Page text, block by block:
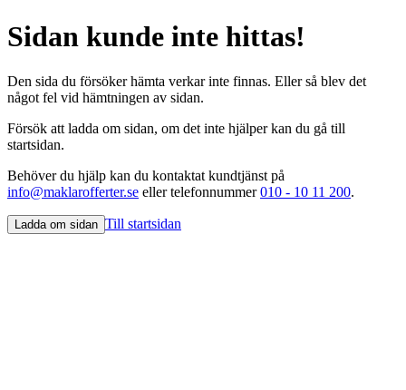
Sidan kunde inte hittas!
Den sida du försöker hämta verkar inte finnas. Eller så blev det
något fel vid hämtningen av sidan.
Försök att ladda om sidan, om det inte hjälper kan du gå till
startsidan.
Behöver du hjälp kan du kontaktat kundtjänst på
info@maklarofferter.se eller telefonnummer010 - 10 11 200.
Ladda om sidan Till startsidan